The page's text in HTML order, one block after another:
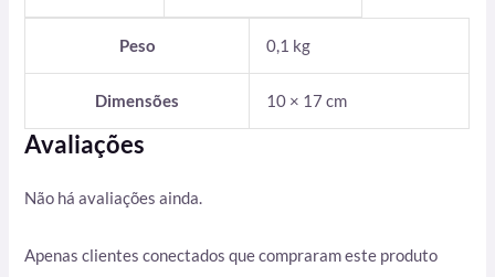
Peso 0,1 kg
Dimensões 10 × 17 cm
Avaliações
Não há avaliações ainda.
Apenas clientes conectados que compraram este produto